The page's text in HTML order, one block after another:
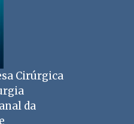
Cirúrgica
da